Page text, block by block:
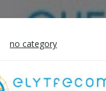
no category